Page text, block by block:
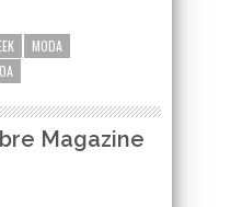
MODA
Magazine